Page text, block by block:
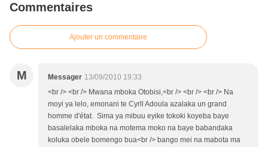
Commentaires
Ajouter un commentaire
M Messager 13/09/2010 19:33
<br /> <br /> Mwana mboka Otobisi,<br /> <br /> <br /> Na
moyi ya lelo, emonani te Cyrll Adoula azalaka un grand
homme d'état. Sima ya mibuu eyike tokoki koyeba baye
basalelaka mboka na motema moko na baye babandaka
koluka obele bomengo bua<br /> bango mei na mabota ma